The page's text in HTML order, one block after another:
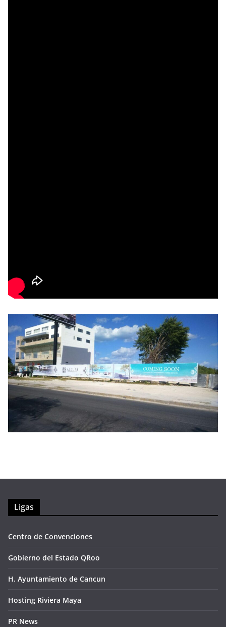
Ligas
Centro de Convenciones
Gobierno del Estado QRoo
H. Ayuntamiento de Cancun
Hosting Riviera Maya
PR News